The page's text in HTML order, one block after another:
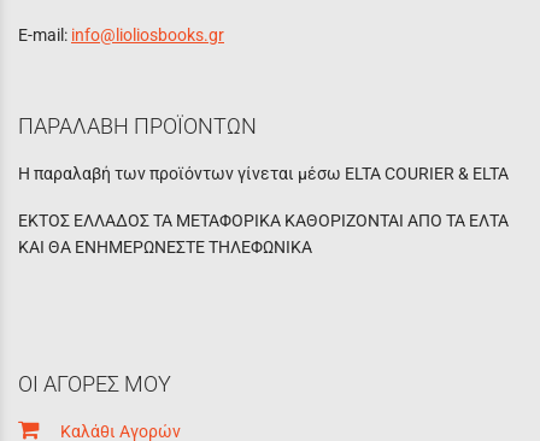
E-mail: info@lioliosbooks.gr
ΠΑΡΑΛΑΒΗ ΠΡΟΪΟΝΤΩΝ
Η παραλαβή των προϊόντων γίνεται μέσω ELTA COURIER & ELTA
ΕΚΤΟΣ ΕΛΛΑΔΟΣ ΤΑ ΜΕΤΑΦΟΡΙΚΑ ΚΑΘΟΡΙΖΟΝΤΑΙ ΑΠΟ ΤΑ ΕΛΤΑ
ΚΑΙ ΘΑ ΕΝΗΜΕΡΩΝΕΣΤΕ ΤΗΛΕΦΩΝΙΚΑ
ΟΙ ΑΓΟΡΕΣ ΜΟΥ
Καλάθι Αγορών